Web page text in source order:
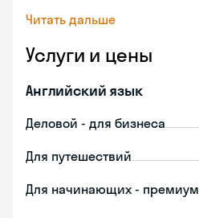
Читать дальше
Услуги и цены
Английский язык
Деловой - для бизнеса
Для путешествий
Для начинающих - премиум